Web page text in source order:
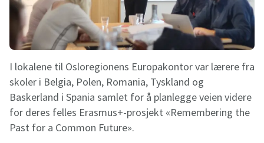
I lokalene til Osloregionens Europakontor var lærere fra
skoler i Belgia, Polen, Romania, Tyskland og
Baskerland i Spania samlet for å planlegge veien videre
for deres felles Erasmus+-prosjekt «Remembering the
Past for a Common Future».